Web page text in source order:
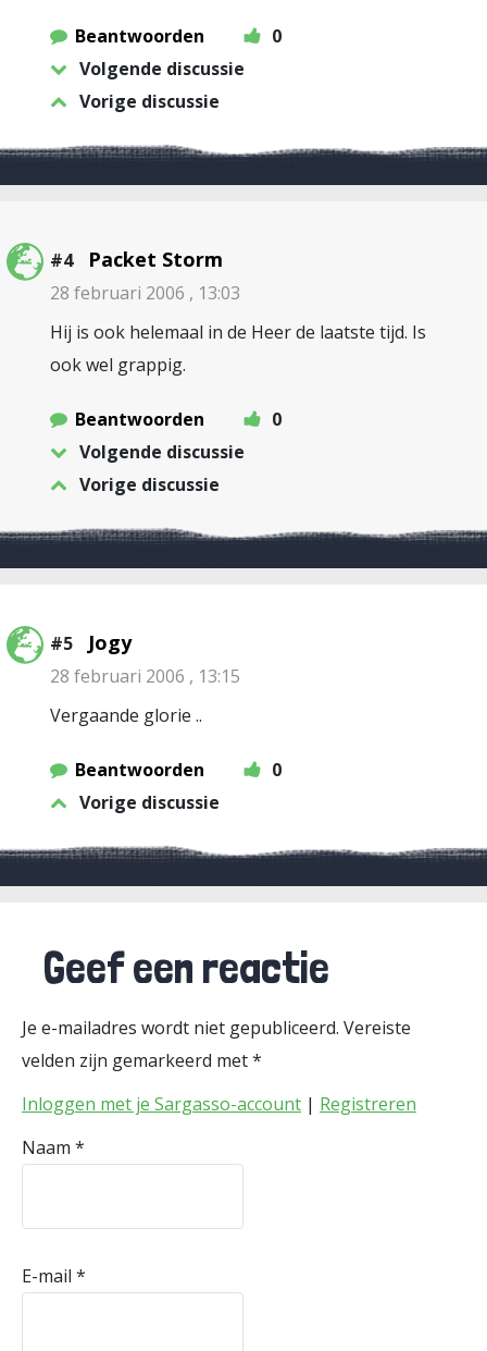
Beantwoorden
0
Volgende discussie
Vorige discussie
#4 Packet Storm
28 februari 2006 , 13:03
Hij is ook helemaal in de Heer de laatste tijd. Is
ook wel grappig.
Beantwoorden
0
Volgende discussie
Vorige discussie
#5 Jogy
28 februari 2006 , 13:15
Vergaande glorie ..
Beantwoorden
0
Vorige discussie
Geef een reactie
Je e-mailadres wordt niet gepubliceerd. Vereiste
velden zijn gemarkeerd met*
Inloggen met je Sargasso-account | Registreren
Naam *
E-mail *